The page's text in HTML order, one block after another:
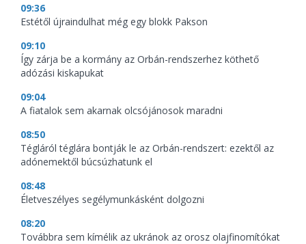
09:36
Estétől újraindulhat még egy blokk Pakson
09:10
Így zárja be a kormány az Orbán-rendszerhez köthető
adózási kiskapukat
09:04
A fiatalok sem akarnak olcsójánosok maradni
08:50
Tégláról téglára bontják le az Orbán-rendszert: ezektől az
adónemektől búcsúzhatunk el
08:48
Életveszélyes segélymunkásként dolgozni
08:20
Továbbra sem kímélik az ukránok az orosz olajfinomítókat